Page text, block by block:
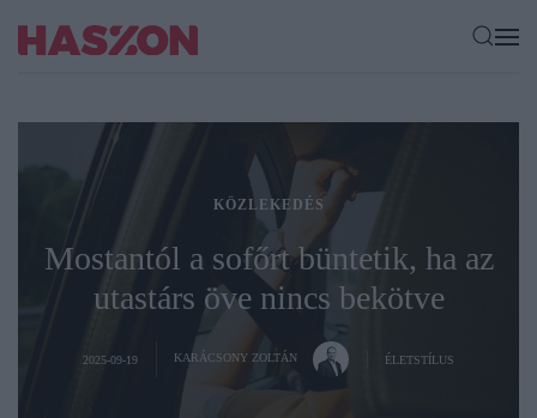
KÖZLEKEDÉS
Mostantól a sofőrt büntetik, ha az
utastárs öve nincs bekötve
2025-09-19 KARÁCSONY ZOLTÁN ÉLETSTÍLUS